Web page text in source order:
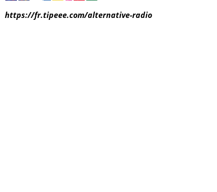
https://fr.tipeee.com/alternative-radio